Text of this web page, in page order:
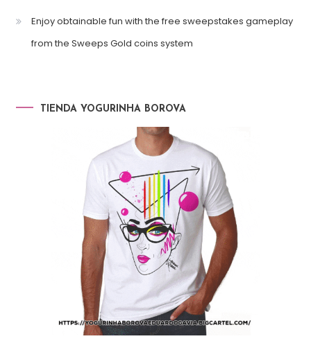
Enjoy obtainable fun with the free sweepstakes gameplay
from the Sweeps Gold coins system
TIENDA YOGURINHA BOROVA